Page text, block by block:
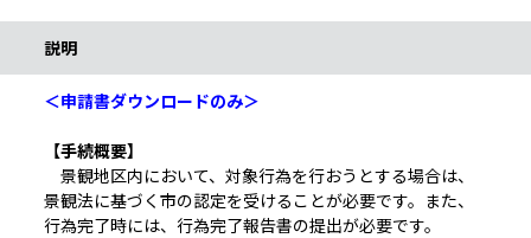
説明
＜申請書ダウンロードのみ＞
【手続概要】
景観地区内において、対象行為を行おうとする場合は、
景観法に基づく市の認定を受けることが必要です。また、
行為完了時には、行為完了報告書の提出が必要です。